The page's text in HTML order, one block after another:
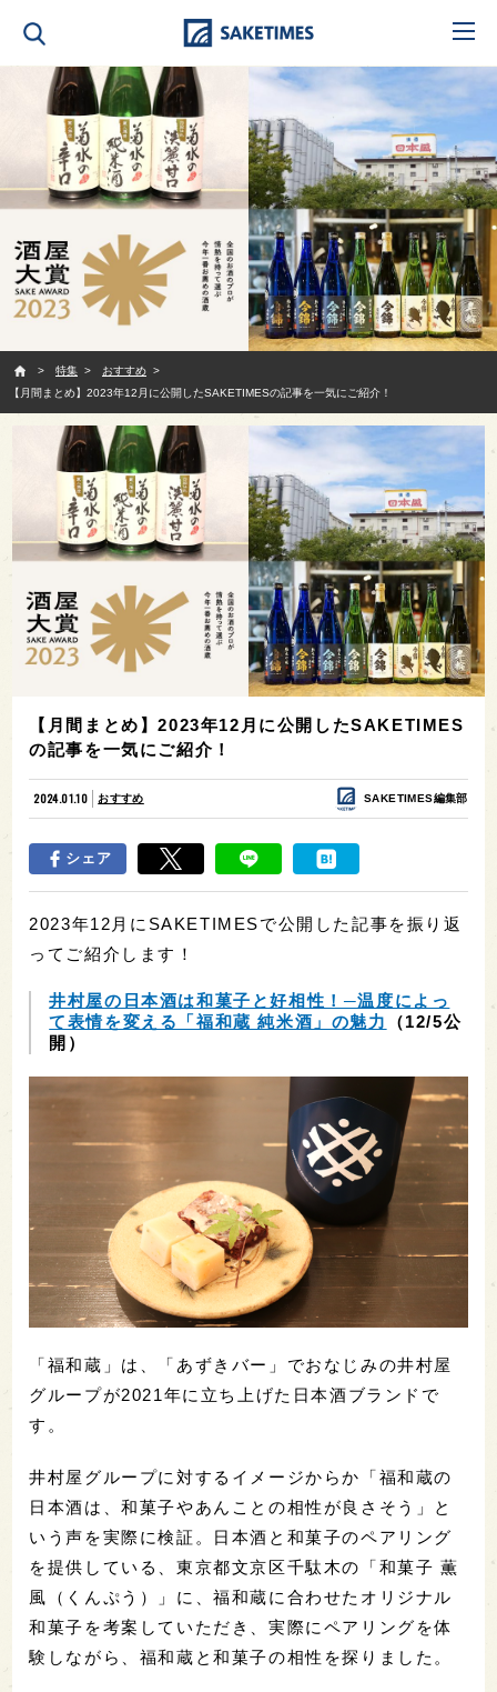
特集
おすすめ
【月間まとめ】2023年12月に公開したSAKETIMESの記事を一気にご紹介！
【月間まとめ】2023年12月に公開したSAKETIMES
の記事を一気にご紹介！
2024.01.10 おすすめ SAKETIMES編集部
シェア
2023年12月にSAKETIMESで公開した記事を振り返
ってご紹介します！
井村屋の日本酒は和菓子と好相性！─温度によっ
て表情を変える「福和蔵 純米酒」の魅力
（12/5公
開）
「福和蔵」は、「あずきバー」でおなじみの井村屋
グループが2021年に立ち上げた日本酒ブランドで
す。
井村屋グループに対するイメージからか「福和蔵の
日本酒は、和菓子やあんことの相性が良さそう」と
いう声を実際に検証。日本酒と和菓子のペアリング
を提供している、東京都文京区千駄木の「和菓子 薫
風（くんぷう）」に、福和蔵に合わせたオリジナル
和菓子を考案していただき、実際にペアリングを体
験しながら、福和蔵と和菓子の相性を探りました。